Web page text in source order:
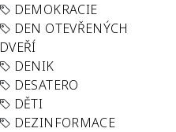
DEMOKRACIE
DEN OTEVŘENÝCH
DVEŘÍ
DENIK
DESATERO
DĚTI
DEZINFORMACE